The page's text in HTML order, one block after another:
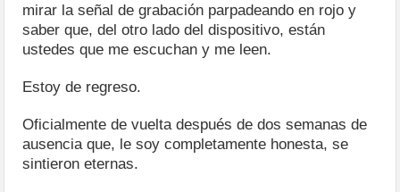
mirar la señal de grabación parpadeando en rojo y
saber que, del otro lado del dispositivo, están
ustedes que me escuchan y me leen.
Estoy de regreso.
Oficialmente de vuelta después de dos semanas de
ausencia que, le soy completamente honesta, se
sintieron eternas.